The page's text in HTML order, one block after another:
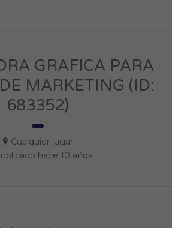
GRAFICA PARA
MARKETING (ID:
683352)
Cualquier lugar
hace 10 años